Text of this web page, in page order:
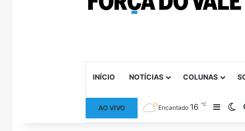
INÍCIO NOTÍCIAS COLUNAS
AO VIVO Encantado 16℃ Barra